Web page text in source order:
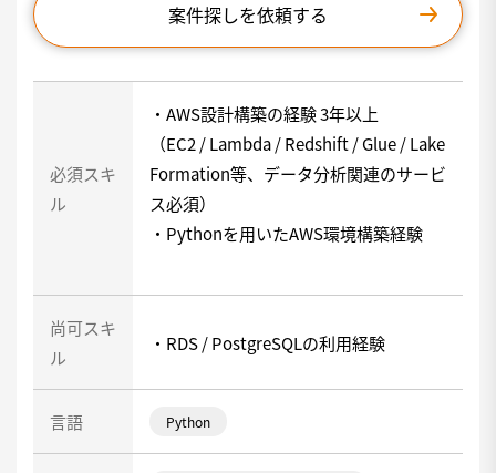
案件探しを依頼する
必須スキ
ル
・AWS設計構築の経験 3年以上
（EC2 / Lambda / Redshift / Glue / Lake
Formation等、データ分析関連のサービ
ス必須）
・Pythonを用いたAWS環境構築経験
尚可スキ
ル
・RDS / PostgreSQLの利用経験
言語 Python